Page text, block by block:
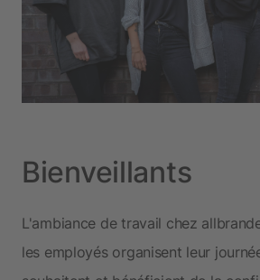
Bienveillants
L'ambiance de travail chez
les employés organisent leur